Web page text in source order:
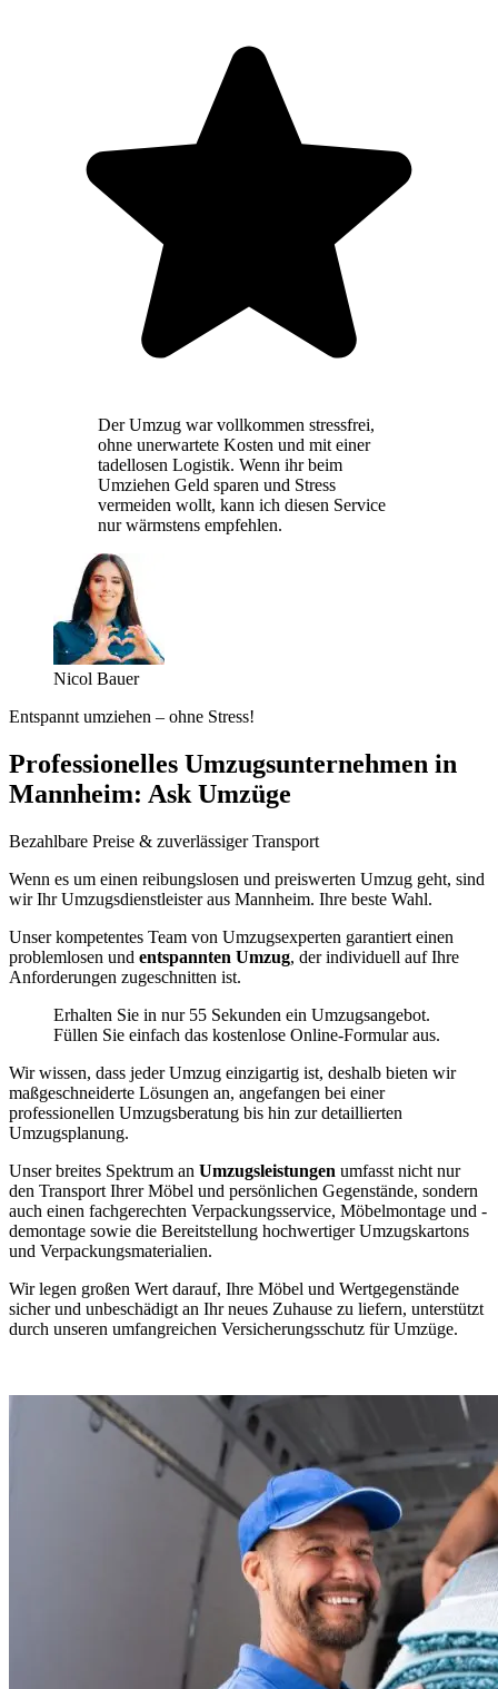
Der Umzug war vollkommen stressfrei,
ohne unerwartete Kosten und mit einer
tadellosen Logistik. Wenn ihr beim
Umziehen Geld sparen und Stress
vermeiden wollt, kann ich diesen Service
nur wärmstens empfehlen.
Nicol Bauer
Entspannt umziehen – ohne Stress!
Professionelles Umzugsunternehmen in
Mannheim: Ask Umzüge
Bezahlbare Preise & zuverlässiger Transport
Wenn es um einen reibungslosen und preiswerten Umzug geht, sind
wir Ihr Umzugsdienstleister aus Mannheim. Ihre beste Wahl.
Unser kompetentes Team von Umzugsexperten garantiert einen
problemlosen und entspannten Umzug, der individuell auf Ihre
Anforderungen zugeschnitten ist.
Erhalten Sie in nur 55 Sekunden ein Umzugsangebot.
Füllen Sie einfach das kostenlose Online-Formular aus.
Wir wissen, dass jeder Umzug einzigartig ist, deshalb bieten wir
maßgeschneiderte Lösungen an, angefangen bei einer
professionellen Umzugsberatung bis hin zur detaillierten
Umzugsplanung.
Unser breites Spektrum an Umzugsleistungen umfasst nicht nur
den Transport Ihrer Möbel und persönlichen Gegenstände, sondern
auch einen fachgerechten Verpackungsservice, Möbelmontage und -
demontage sowie die Bereitstellung hochwertiger Umzugskartons
und Verpackungsmaterialien.
Wir legen großen Wert darauf, Ihre Möbel und Wertgegenstände
sicher und unbeschädigt an Ihr neues Zuhause zu liefern, unterstützt
durch unseren umfangreichen Versicherungsschutz für Umzüge.